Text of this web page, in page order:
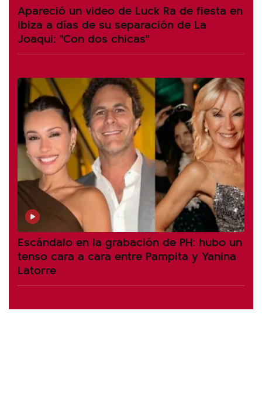
Apareció un video de Luck Ra de fiesta en
Ibiza a días de su separación de La
Joaqui: "Con dos chicas"
Escándalo en la grabación de PH: hubo un
tenso cara a cara entre Pampita y Yanina
Latorre